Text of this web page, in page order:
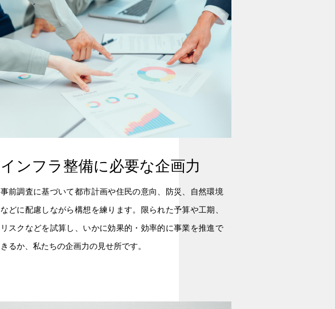
インフラ整備に必要な企画力
事前調査に基づいて都市計画や住民の意向、防災、自然環境
などに配慮しながら構想を練ります。限られた予算や工期、
リスクなどを試算し、いかに効果的・効率的に事業を推進で
きるか、私たちの企画力の見せ所です。